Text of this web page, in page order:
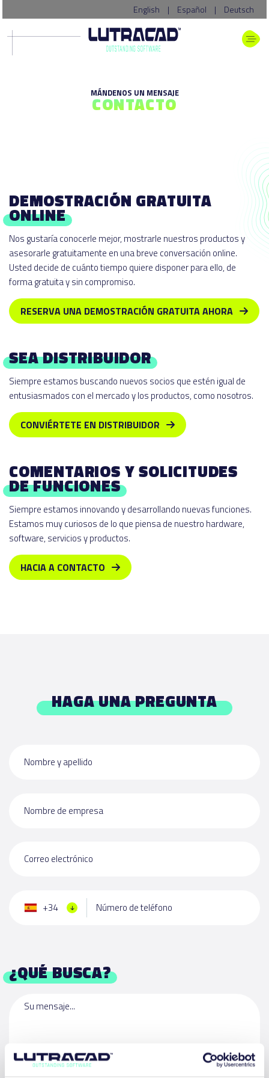
English | Español | Deutsch
MÁNDENOS UN MENSAJE
CONTACTO
DEMOSTRACIÓN GRATUITA
ONLINE
Nos gustaría conocerle mejor, mostrarle nuestros productos y
asesorarle gratuitamente en una breve conversación online.
Usted decide de cuánto tiempo quiere disponer para ello, de
forma gratuita y sin compromiso.
RESERVA UNA DEMOSTRACIÓN GRATUITA AHORA
SEA DISTRIBUIDOR
Siempre estamos buscando nuevos socios que estén igual de
entusiasmados con el mercado y los productos, como nosotros.
CONVIÉRTETE EN DISTRIBUIDOR
COMENTARIOS Y SOLICITUDES
DE FUNCIONES
Siempre estamos innovando y desarrollando nuevas funciones.
Estamos muy curiosos de lo que piensa de nuestro hardware,
software, servicios y productos.
HACIA A CONTACTO
HAGA UNA PREGUNTA
Nombre y apellido
Nombre de empresa
Correo electrónico
+34 Número de teléfono
¿QUÉ BUSCA?
Su mensaje...